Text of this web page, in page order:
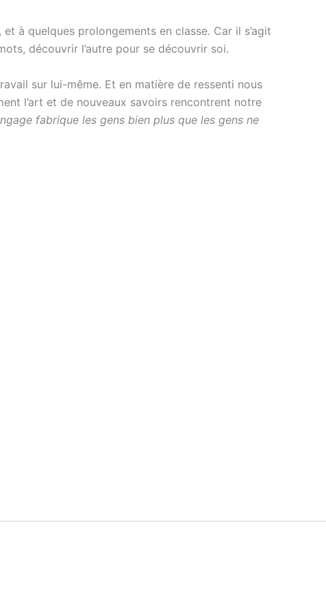
à quelques prolongements en classe. Car il s’agit
découvrir l’autre pour se découvrir soi.
sur lui-même. Et en matière de ressenti nous
l’art et de nouveaux savoirs rencontrent notre
fabrique les gens bien plus que les gens ne